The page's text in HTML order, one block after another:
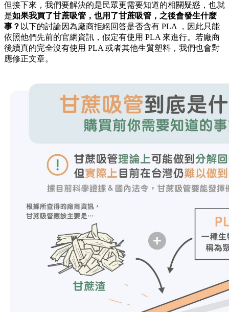
但接下來，我們要解決的是民眾更需要知道的相關疑惑，也就
是如果我買了甘蔗吸管，也用了甘蔗吸管，之後會發生什麼
事？ 以下的討論因為廠商拒絕回答是否含有 PLA ，因此只能
依照他們先前的官網資訊，假定有使用 PLA 來進行。若廠商
後續真的完全沒有使用 PLA 或者其他生質塑料，我們也會對
應修正文章。